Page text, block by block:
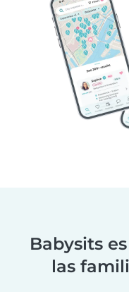
Babysits
las